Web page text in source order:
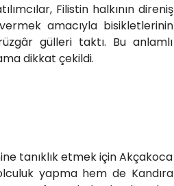
Filistin halkının direniş
amacıyla bisikletlerinin
gülleri taktı. Bu anlamlı
dikkat çekildi.
tanıklık etmek için Akçakoca
yapma hem de Kandıra